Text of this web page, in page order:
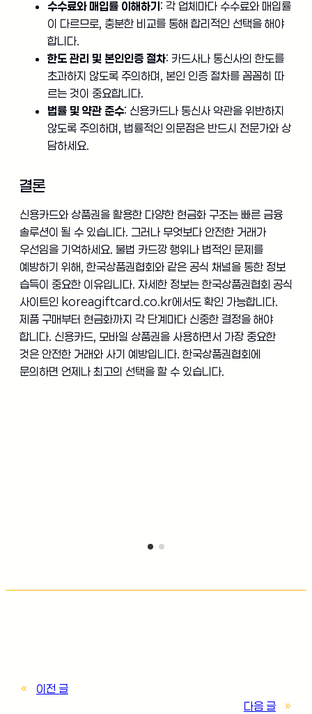
수수료와 매입률 이해하기: 각 업체마다 수수료와 매입률
이 다르므로, 충분한 비교를 통해 합리적인 선택을 해야
합니다.
한도 관리 및 본인인증 절차: 카드사나 통신사의 한도를
초과하지 않도록 주의하며, 본인 인증 절차를 꼼꼼히 따
르는 것이 중요합니다.
법률 및 약관 준수: 신용카드나 통신사 약관을 위반하지
않도록 주의하며, 법률적인 의문점은 반드시 전문가와 상
담하세요.
결론
신용카드와 상품권을 활용한 다양한 현금화 구조는 빠른 금융
솔루션이 될 수 있습니다. 그러나 무엇보다 안전한 거래가
우선임을 기억하세요. 불법 카드깡 행위나 법적인 문제를
예방하기 위해, 한국상품권협회와 같은 공식 채널을 통한 정보
습득이 중요한 이유입니다. 자세한 정보는 한국상품권협회 공식
사이트인 koreagiftcard.co.kr에서도 확인 가능합니다.
제품 구매부터 현금화까지 각 단계마다 신중한 결정을 해야
합니다. 신용카드, 모바일 상품권을 사용하면서 가장 중요한
것은 안전한 거래와 사기 예방입니다. 한국상품권협회에
문의하면 언제나 최고의 선택을 할 수 있습니다.
«
이전 글
다음 글
»